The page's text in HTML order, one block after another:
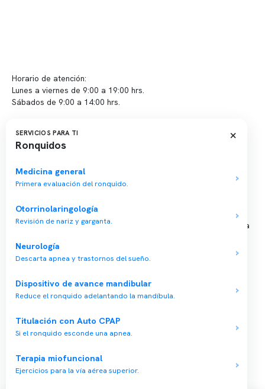
Horario de atención:
Lunes a viernes de 9:00 a 19:00 hrs.
Sábados de 9:00 a 14:00 hrs.
Sucursales
📍 Vitacura: Av. Kennedy 5488, Patio Inglés, piso -1, local 003
📍 Providencia: Av. Andrés Bello 2337, local 2
Reserva tu hora
Agenda tu consulta médica o examen del sueño de forma rápida
→ Reservar ahora
Presupuesto de exámenes
Copyright 2026 · Clínica Somno. Todos los derechos reservados.
SERVICIOS PARA TI
Ronquidos
×
Medicina general
Primera evaluación del ronquido.
Otorrinolaringología
Revisión de nariz y garganta.
Neurología
Descarta apnea y trastornos del sueño.
Dispositivo de avance mandibular
Reduce el ronquido adelantando la mandíbula.
Titulación con Auto CPAP
Si el ronquido esconde una apnea.
Terapia miofuncional
Ejercicios para la vía aérea superior.